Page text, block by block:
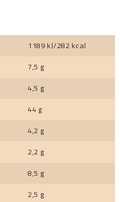
1189 kJ/282 kcal
7,5 g
4,5 g
44 g
4,2 g
2,2 g
8,5 g
2,5 g